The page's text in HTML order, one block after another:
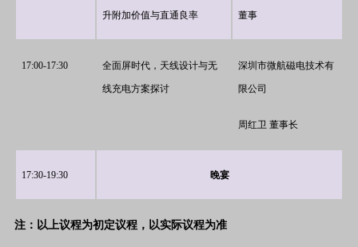
升附加价值与直通良率 董事
17:00-17:30 全面屏时代，天线设计与无
线充电方案探讨
深圳市微航磁电技术有
限公司
周红卫 董事长
17:30-19:30 晚宴
注：以上议程为初定议程，以实际议程为准